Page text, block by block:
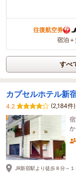
往復航空券
宿泊
すべ
カプセルホテル新
4.2
(2,184件)
JR新宿駅より徒歩８分～